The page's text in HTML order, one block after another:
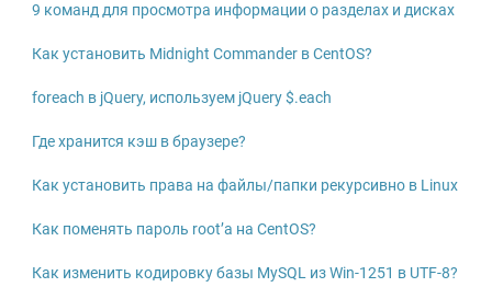
9 команд для просмотра информации о разделах и дисках
Как установить Midnight Commander в CentOS?
foreach в jQuery, используем jQuery $.each
Где хранится кэш в браузере?
Как установить права на файлы/папки рекурсивно в Linux
Как поменять пароль root’а на CentOS?
Как изменить кодировку базы MySQL из Win-1251 в UTF-8?